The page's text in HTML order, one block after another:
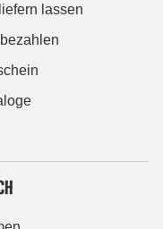
lassen